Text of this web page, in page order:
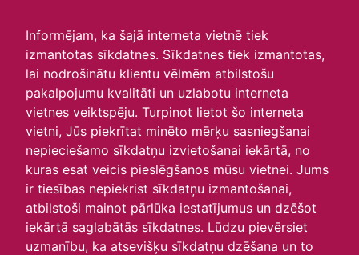
Informējam, ka šajā interneta vietnē tiek
izmantotas sīkdatnes. Sīkdatnes tiek izmantotas,
lai nodrošinātu klientu vēlmēm atbilstošu
pakalpojumu kvalitāti un uzlabotu interneta
vietnes veiktspēju. Turpinot lietot šo interneta
vietni, Jūs piekrītat minēto mērķu sasniegšanai
nepieciešamo sīkdatņu izvietošanai iekārtā, no
kuras esat veicis pieslēgšanos mūsu vietnei. Jums
ir tiesības nepiekrist sīkdatņu izmantošanai,
atbilstoši mainot pārlūka iestatījumus un dzēšot
iekārtā saglabātās sīkdatnes. Lūdzu pievērsiet
uzmanību, ka atsevišķu sīkdatņu dzēšana un to
Skats :
Aktuālie
Šodien Šonedēļ
Šomēnes
Arhīvs